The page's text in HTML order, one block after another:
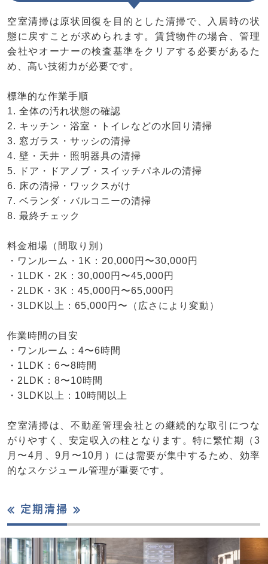
空室清掃は原状回復を目的とした清掃で、入居時の状
態に戻すことが求められます。賃貸物件の場合、管理
会社やオーナーの検査基準をクリアする必要があるた
め、高い技術力が必要です。
標準的な作業手順
1. 全体の汚れ状態の確認
2. キッチン・浴室・トイレなどの水回り清掃
3. 窓ガラス・サッシの清掃
4. 壁・天井・照明器具の清掃
5. ドア・ドアノブ・スイッチパネルの清掃
6. 床の清掃・ワックスがけ
7. ベランダ・バルコニーの清掃
8. 最終チェック
料金相場（間取り別）
・ワンルーム・1K：20,000円〜30,000円
・1LDK・2K：30,000円〜45,000円
・2LDK・3K：45,000円〜65,000円
・3LDK以上：65,000円〜（広さにより変動）
作業時間の目安
・ワンルーム：4〜6時間
・1LDK：6〜8時間
・2LDK：8〜10時間
・3LDK以上：10時間以上
空室清掃は、不動産管理会社との継続的な取引につな
がりやすく、安定収入の柱となります。特に繁忙期（3
月〜4月、9月〜10月）には需要が集中するため、効率
的なスケジュール管理が重要です。
≪ 定期清掃 ≫